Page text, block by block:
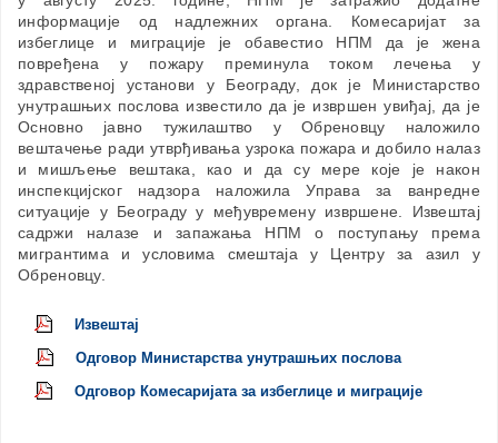
информације од надлежних органа. Комесаријат за
избеглице и миграције је обавестио НПМ да је жена
повређена у пожару преминула током лечења у
здравственој установи у Београду, док је Министарство
унутрашњих послова известило да је извршен увиђај, да је
Основно јавно тужилаштво у Обреновцу наложило
вештачење ради утврђивања узрока пожара и добило налаз
и мишљење вештака, као и да су мере које је након
инспекцијског надзора наложила Управа за ванредне
ситуације у Београду у међувремену извршене. Извештај
садржи налазе и запажања НПМ о поступању према
мигрантима и условима смештаја у Центру за азил у
Обреновцу.
Извештај
Одговор Министарства унутрашњих послова
Одговор Комесаријата за избеглице и миграције